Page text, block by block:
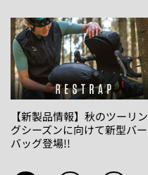
【新製品情報】秋のツーリン
グシーズンに向けて新型バー
バッグ登場!!